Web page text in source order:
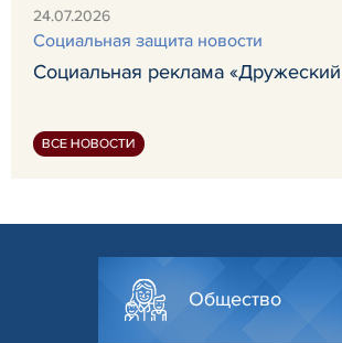
24.07.2026
Социальная защита новости
Социальная реклама «Дружеский
ВСЕ НОВОСТИ
Общество